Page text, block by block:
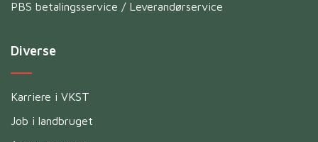
PBS betalingsservice / Leverandørservice
Diverse
Karriere i VKST
Job i landbruget